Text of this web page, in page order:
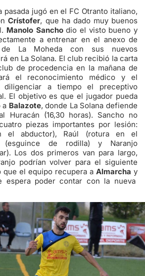
pasada jugó en el FC Otranto italiano,
Crístofer, que ha dado muy buenos
Manolo Sanchodio el visto bueno y
a entrenar en el anexo de
La Moheda con sus nuevos
en La Solana. El club recibió la carta
de procedencia en la mañana de
el reconocimiento médico y el
diligenciar a tiempo el preceptivo
El objetivo es que el jugador pueda
a Balazote, donde La Solana defiende
Huracán (16,30 horas). Sancho no
piezas importantes por lesión:
el abductor), Raúl (rotura en el
(esguince de rodilla) y Naranjo
Los dos primeros van para largo,
podrían volver para el siguiente
que el equipo recupera a Almarcha y
espera poder contar con la nueva